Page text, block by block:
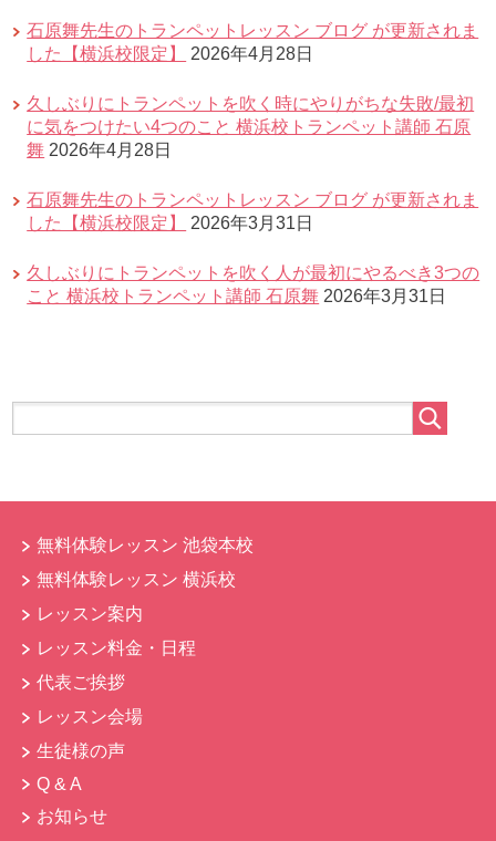
石原舞先生のトランペットレッスン ブログ が更新されま
した【横浜校限定】
2026年4月28日
久しぶりにトランペットを吹く時にやりがちな失敗/最初
に気をつけたい4つのこと 横浜校トランペット講師 石原
舞 2026年4月28日
石原舞先生のトランペットレッスン ブログ が更新されま
した【横浜校限定】
2026年3月31日
久しぶりにトランペットを吹く人が最初にやるべき3つの
こと 横浜校トランペット講師 石原舞 2026年3月31日
無料体験レッスン 池袋本校
無料体験レッスン 横浜校
レッスン案内
レッスン料金・日程
代表ご挨拶
レッスン会場
生徒様の声
Q & A
お知らせ